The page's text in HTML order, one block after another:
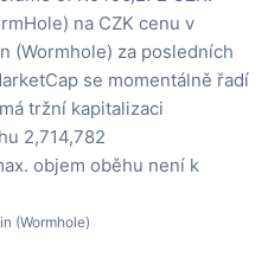
na CZK cenu v
(Wormhole) za posledních
se momentálně řadí
tržní kapitalizaci
2,714,782
objem oběhu není k
(Wormhole)